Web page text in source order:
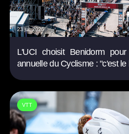
23 jul. 2026
L'UCI choisit Benidorm
annuelle du Cyclisme : "c'est le
VTT